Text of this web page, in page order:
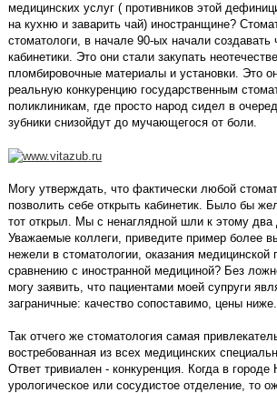
медицинских услуг ( противников этой
на кухню и заварить чай) иностранщине?
стоматологи, в начале 90-ых начали создавать
кабинетики. Это они стали закупать
пломбировочные материалы и установки. Это
реальную конкуренцию государственным
поликлиникам, где просто народ сидел в
зубники снизойдут до мучающегося от боли.
Могу утверждать, что фактически любой
позволить себе открыть кабинетик. Было бы
тот открыл. Мы с ненаглядной шли к этому два
Уважаемые коллеги, приведите пример более
нежели в стоматологии, оказания
сравнению с иностранной медициной? Без
могу заявить, что пациентами моей супруги
заграничные: качество сопоставимо, цены ниже.
Так отчего же стоматология самая
востребованная из всех медицинских
Ответ тривиален - конкуренция. Когда в городе
урологическое или сосудистое отделение, то